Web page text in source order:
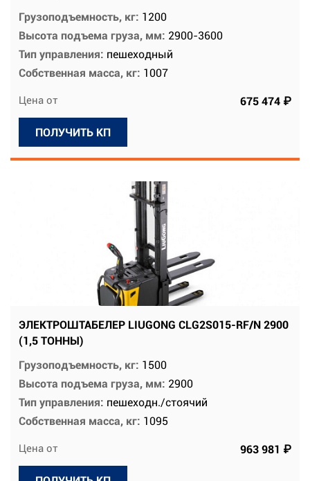
Грузоподъемность, кг: 1200
Высота подъема груза, мм: 2900-3600
Тип управления: пешеходный
Собственная масса, кг: 1007
Цена от 675 474 ₽
ПОЛУЧИТЬ КП
ЭЛЕКТРОШТАБЕЛЕР LIUGONG CLG2S015-RF/N 2900
(1,5 ТОННЫ)
Грузоподъемность, кг: 1500
Высота подъема груза, мм: 2900
Тип управления: пешеходн./стоячий
Собственная масса, кг: 1095
Цена от 963 981 ₽